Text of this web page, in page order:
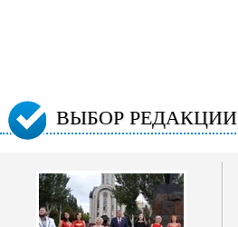
ВЫБОР РЕДАКЦИИ